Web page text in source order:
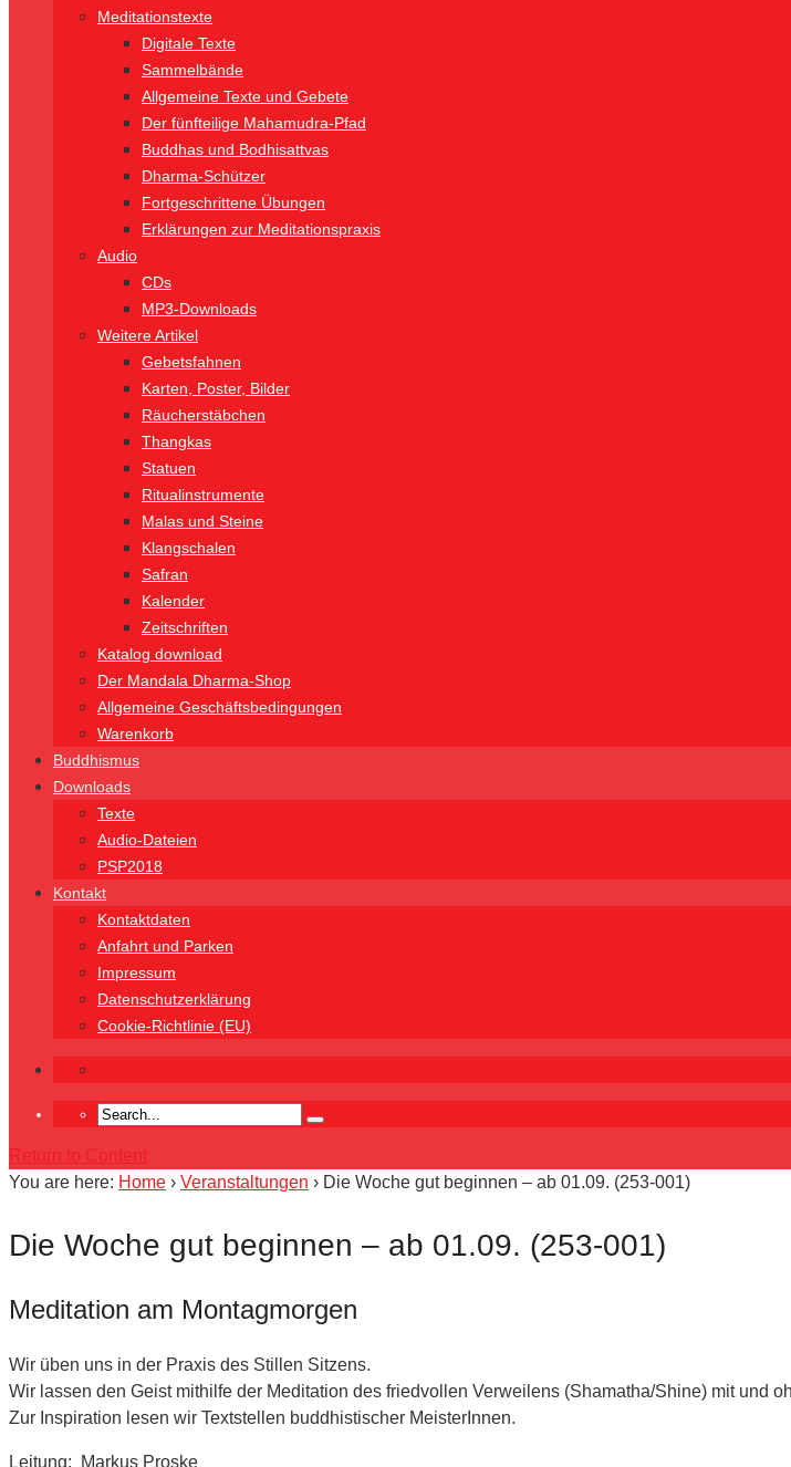
Meditationstexte
Digitale Texte
Sammelbände
Allgemeine Texte und Gebete
Der fünfteilige Mahamudra-Pfad
Buddhas und Bodhisattvas
Dharma-Schützer
Fortgeschrittene Übungen
Erklärungen zur Meditationspraxis
Audio
CDs
MP3-Downloads
Weitere Artikel
Gebetsfahnen
Karten, Poster, Bilder
Räucherstäbchen
Thangkas
Statuen
Ritualinstrumente
Malas und Steine
Klangschalen
Safran
Kalender
Zeitschriften
Katalog download
Der Mandala Dharma-Shop
Allgemeine Geschäftsbedingungen
Warenkorb
Buddhismus
Downloads
Texte
Audio-Dateien
PSP2018
Kontakt
Kontaktdaten
Anfahrt und Parken
Impressum
Datenschutzerklärung
Cookie-Richtlinie (EU)
Return to Content
You are here: Home › Veranstaltungen › Die Woche gut beginnen – ab 01.09. (253-001)
Die Woche gut beginnen – ab 01.09. (253-001)
Meditation am Montagmorgen
Wir üben uns in der Praxis des Stillen Sitzens.
Wir lassen den Geist mithilfe der Meditation des friedvollen Verweilens (Shamatha/Shine) mit und
Zur Inspiration lesen wir Textstellen buddhistischer MeisterInnen.
Leitung: Markus Proske